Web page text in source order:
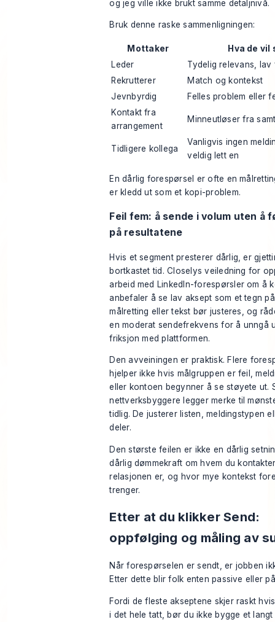
og jeg ville ikke brukt samme detaljnivå.
Bruk denne raske sammenligningen:
Mottaker
Hva de vil
Leder
Tydelig relevans, lav
Rekrutterer
Match og kontekst
Jevnbyrdig
Felles problem eller
Kontakt fra
arrangement
Minneutløser fra
Tidligere kollega
Vanligvis ingen
veldig lett en
En dårlig forespørsel er ofte en
er kledd ut som et kopi-problem.
Feil fem: å sende i volum uten å
på resultatene
Hvis et segment presterer dårlig, er
bortkastet tid.Closelys veiledning for
arbeid med LinkedIn-forespørsler om å
anbefaler å se lav aksept som et tegn
målretting eller tekst bør justeres, og
en moderat sendefrekvens for å unngå
friksjon med plattformen.
Den avveiningen er praktisk. Flere
hjelper ikke hvis målgruppen er feil,
eller kontoen begynner å se støyete ut.
nettverksbyggere legger merke til
tidlig. De justerer listen, meldingstypen
deler.
Den største feilen er ikke en dårlig
dårlig dømmekraft om hvem du
relasjonen er, og hvor mye kontekst
trenger.
Etter at du klikker Send:
oppfølging og måling av
Når forespørselen er sendt, er jobben
Etter dette blir folk enten passive eller
Fordi de fleste akseptene skjer raskt
i det hele tatt, bør du ikke bygge et